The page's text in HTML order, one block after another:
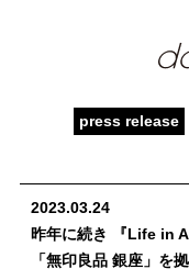
press release
2023.03.24
昨年に続き 『Life in
「無印良品 銀座」を